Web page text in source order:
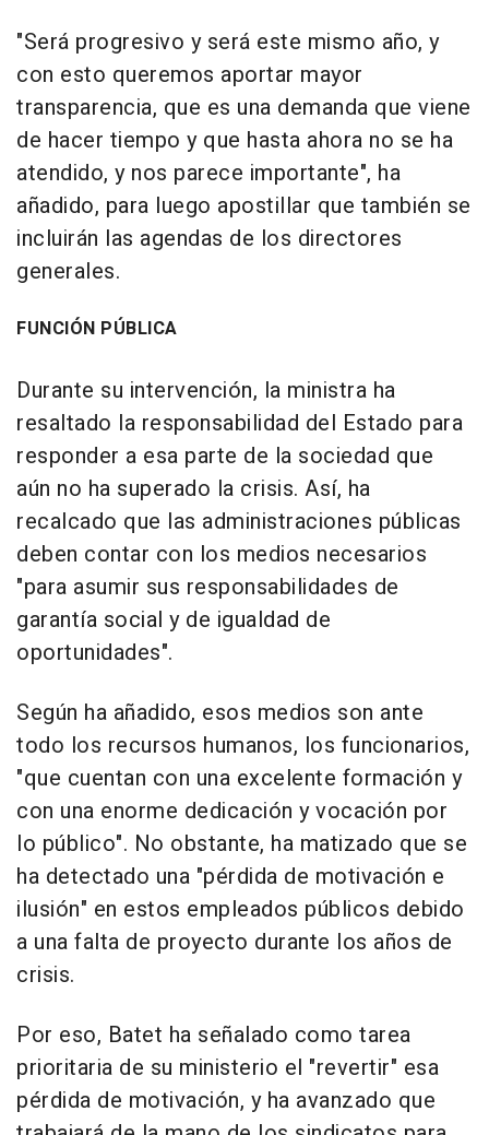
"Será progresivo y será este mismo año, y
con esto queremos aportar mayor
transparencia, que es una demanda que viene
de hacer tiempo y que hasta ahora no se ha
atendido, y nos parece importante", ha
añadido, para luego apostillar que también se
incluirán las agendas de los directores
generales.
FUNCIÓN PÚBLICA
Durante su intervención, la ministra ha
resaltado la responsabilidad del Estado para
responder a esa parte de la sociedad que
aún no ha superado la crisis. Así, ha
recalcado que las administraciones públicas
deben contar con los medios necesarios
"para asumir sus responsabilidades de
garantía social y de igualdad de
oportunidades".
Según ha añadido, esos medios son ante
todo los recursos humanos, los funcionarios,
"que cuentan con una excelente formación y
con una enorme dedicación y vocación por
lo público". No obstante, ha matizado que se
ha detectado una "pérdida de motivación e
ilusión" en estos empleados públicos debido
a una falta de proyecto durante los años de
crisis.
Por eso, Batet ha señalado como tarea
prioritaria de su ministerio el "revertir" esa
pérdida de motivación, y ha avanzado que